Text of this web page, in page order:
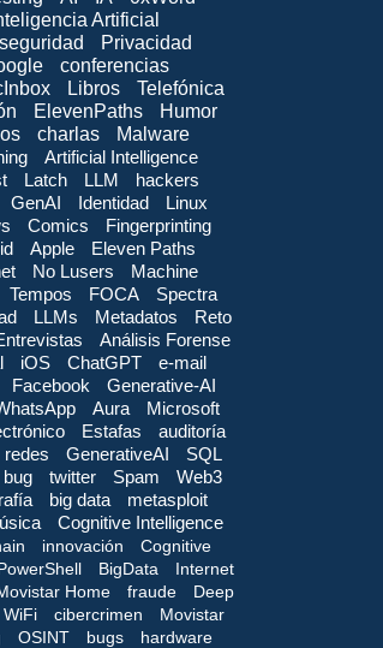
Artificial
Privacidad
conferencias
Libros
Telefónica
ElevenPaths
Humor
charlas
Malware
Artificial Intelligence
Latch LLM
hackers
GenAI Identidad
Linux
Comics
Fingerprinting
Apple
Eleven Paths
No Lusers
Machine
Tempos FOCA
Spectra
LLMs Metadatos
Reto
Análisis Forense
iOS ChatGPT
e-mail
Facebook
Generative-AI
Aura
Microsoft
Estafas
auditoría
redes GenerativeAI
SQL
bug twitter Spam
Web3
big data
metasploit
Cognitive Intelligence
innovación
Cognitive
BigData
Internet
Home fraude
Deep
WiFi cibercrimen
Movistar
OSINT bugs
hardware